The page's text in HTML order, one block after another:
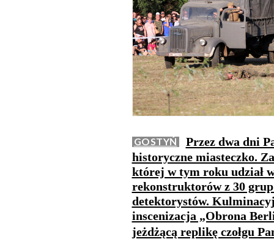
GOSTYŃ
Przez dwa dni
historyczne miasteczko.
której w tym roku udział
rekonstruktorów z 30
detektorystów.
inscenizacja „Obrona
jeżdżącą replikę czołgu